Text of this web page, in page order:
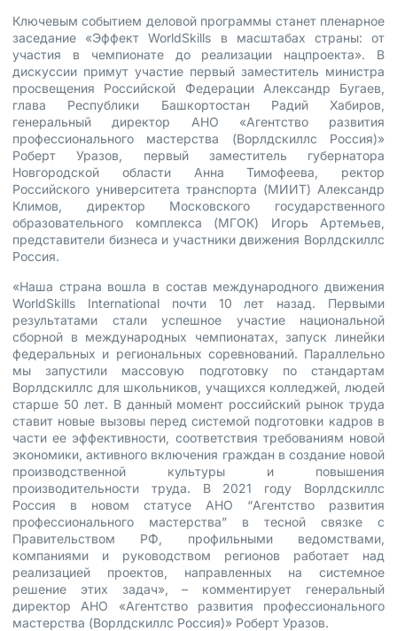
Ключевым событием деловой программы станет пленарное
заседание «Эффект WorldSkills в масштабах страны: от
участия в чемпионате до реализации нацпроекта». В
дискуссии примут участие первый заместитель министра
просвещения Российской Федерации Александр Бугаев,
глава Республики Башкортостан Радий Хабиров,
генеральный директор АНО «Агентство развития
профессионального мастерства (Ворлдскиллс Россия)»
Роберт Уразов, первый заместитель губернатора
Новгородской области Анна Тимофеева, ректор
Российского университета транспорта (МИИТ) Александр
Климов, директор Московского государственного
образовательного комплекса (МГОК) Игорь Артемьев,
представители бизнеса и участники движения Ворлдскиллс
Россия.
«Наша страна вошла в состав международного движения
WorldSkills International почти 10 лет назад. Первыми
результатами стали успешное участие национальной
сборной в международных чемпионатах, запуск линейки
федеральных и региональных соревнований. Параллельно
мы запустили массовую подготовку по стандартам
Ворлдскиллс для школьников, учащихся колледжей, людей
старше 50 лет. В данный момент российский рынок труда
ставит новые вызовы перед системой подготовки кадров в
части ее эффективности, соответствия требованиям новой
экономики, активного включения граждан в создание новой
производственной культуры и повышения
производительности труда. В 2021 году Ворлдскиллс
Россия в новом статусе АНО “Агентство развития
профессионального мастерства” в тесной связке с
Правительством РФ, профильными ведомствами,
компаниями и руководством регионов работает над
реализацией проектов, направленных на системное
решение этих задач», – комментирует генеральный
директор АНО «Агентство развития профессионального
мастерства (Ворлдскиллс Россия)» Роберт Уразов.